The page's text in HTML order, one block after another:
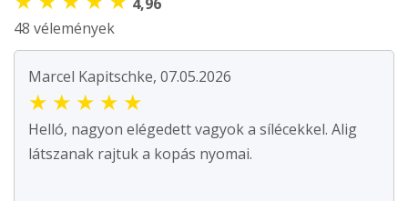
48 vélemények
Marcel Kapitschke, 07.05.2026
★ ★ ★ ★ ★
Helló, nagyon elégedett vagyok a sílécekkel. Alig
látszanak rajtuk a kopás nyomai.